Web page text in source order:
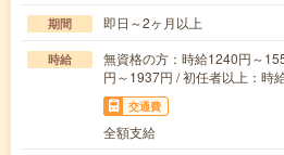
期間 即日～2ヶ月以上
時給
無資格の方：時給1240円～
円～1937円 / 初任者以上：時
交通費
全額支給